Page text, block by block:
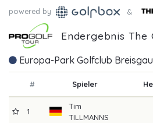
powered by &
Endergebnis The
Europa-Park Golfclub Breisgau
# Spieler
1
Tim
TILLMANNS